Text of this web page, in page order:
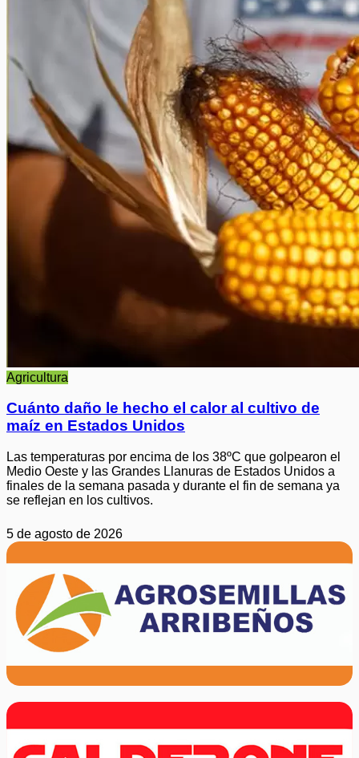
Agricultura
Cuánto daño le hecho el calor al cultivo de
maíz en Estados Unidos
Las temperaturas por encima de los 38ºC que golpearon el
Medio Oeste y las Grandes Llanuras de Estados Unidos a
finales de la semana pasada y durante el fin de semana ya
se reflejan en los cultivos.
5 de agosto de 2026